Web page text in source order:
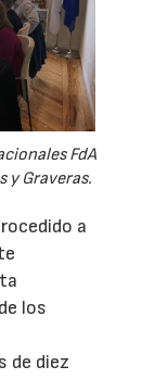
FdA
y Graveras.
a
los
de diez